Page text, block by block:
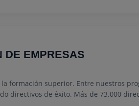
DE EMPRESAS
formación superior. Entre nuestros
directivos de éxito. Más de 73.000